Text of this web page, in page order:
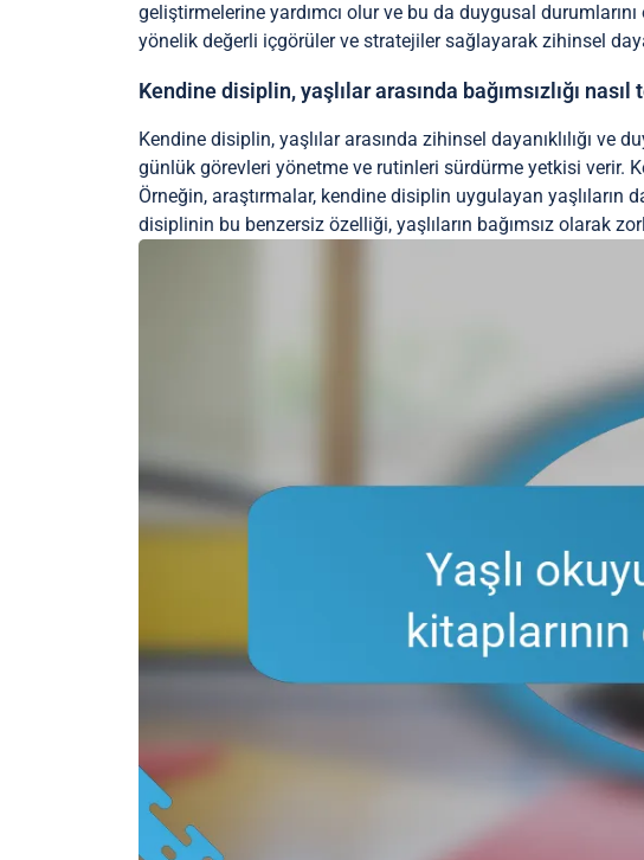
geliştirmelerine yardımcı olur ve bu da duygusal
yönelik değerli içgörüler ve stratejiler sağlayarak zihinsel
Kendine disiplin, yaşlılar arasında bağımsızlığı
Kendine disiplin, yaşlılar arasında zihinsel dayanıklılığı
günlük görevleri yönetme ve rutinleri sürdürme yetkisi verir.
Örneğin, araştırmalar, kendine disiplin uygulayan
disiplinin bu benzersiz özelliği, yaşlıların bağımsız olarak